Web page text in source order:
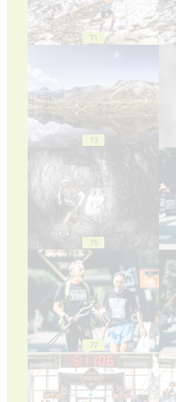
71
73
75
77